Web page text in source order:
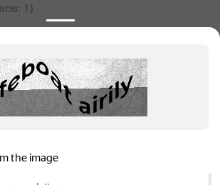
1)
1 шт. (1 485₽за шт.)
продавцов